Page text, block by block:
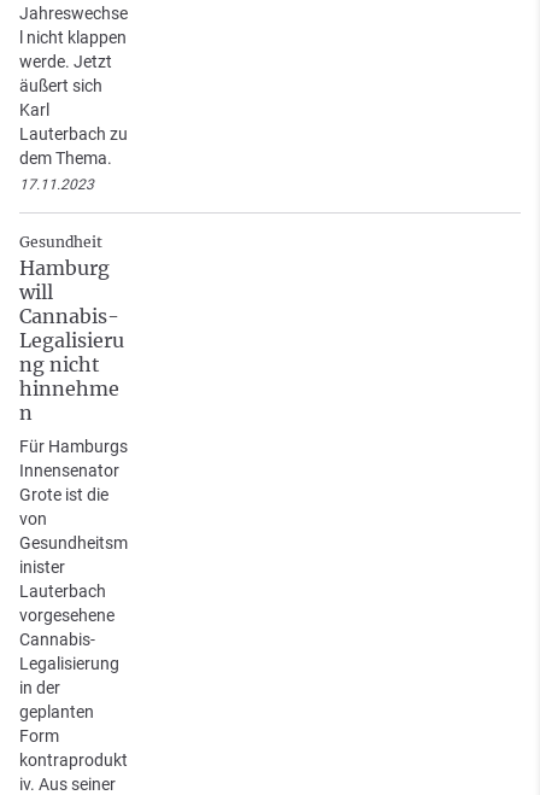
Jahreswechse
l nicht klappen
werde. Jetzt
äußert sich
Karl
Lauterbach zu
dem Thema.
17.11.2023
Gesundheit
Hamburg
will
Cannabis-
Legalisieru
ng nicht
hinnehme
n
Für Hamburgs
Innensenator
Grote ist die
von
Gesundheitsm
inister
Lauterbach
vorgesehene
Cannabis-
Legalisierung
in der
geplanten
Form
kontraprodukt
iv. Aus seiner